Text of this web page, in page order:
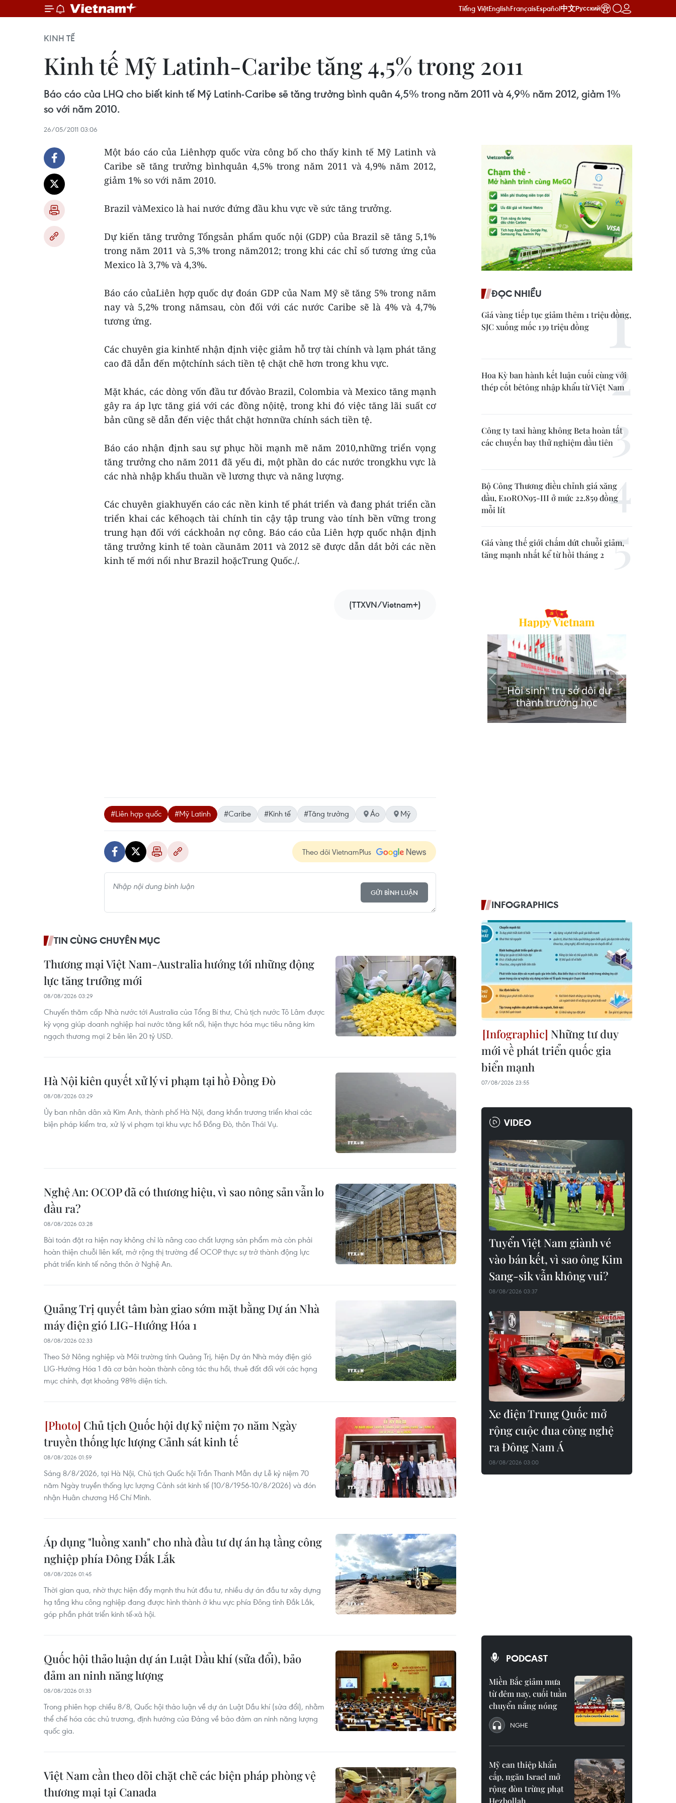
Tiếng ViệtEnglishFrançaisEspañol中文Русский
KINH TẾ
Kinh tế Mỹ Latinh-Caribe tăng 4,5% trong 2011
Báo cáo của LHQ cho biết kinh tế Mỹ Latinh-Caribe sẽ tăng trưởng bình quân 4,5% trong năm 2011 và 4,9% năm 2012, giảm 1%
so với năm 2010.
26/05/2011 03:06
Một báo cáo của Liênhợp quốc vừa công bố cho thấy kinh tế Mỹ Latinh và
Caribe sẽ tăng trưởng bìnhquân 4,5% trong năm 2011 và 4,9% năm 2012,
giảm 1% so với năm 2010.
Brazil vàMexico là hai nước đứng đầu khu vực về sức tăng trưởng.
Dự kiến tăng trưởng Tổngsản phẩm quốc nội (GDP) của Brazil sẽ tăng 5,1%
trong năm 2011 và 5,3% trong năm2012; trong khi các chỉ số tương ứng của
Mexico là 3,7% và 4,3%.
Báo cáo củaLiên hợp quốc dự đoán GDP của Nam Mỹ sẽ tăng 5% trong năm
nay và 5,2% trong nămsau, còn đối với các nước Caribe sẽ là 4% và 4,7%
tương ứng.
Các chuyên gia kinhtế nhận định việc giảm hỗ trợ tài chính và lạm phát tăng
cao đã dẫn đến mộtchính sách tiền tệ chặt chẽ hơn trong khu vực.
Mặt khác, các dòng vốn đầu tư đổvào Brazil, Colombia và Mexico tăng mạnh
gây ra áp lực tăng giá với các đồng nộitệ, trong khi đó việc tăng lãi suất cơ
bản cũng sẽ dẫn đến việc thắt chặt hơnnữa chính sách tiền tệ.
Báo cáo nhận định sau sự phục hồi mạnh mẽ năm 2010,những triển vọng
tăng trưởng cho năm 2011 đã yếu đi, một phần do các nước trongkhu vực là
các nhà nhập khẩu thuần về lương thực và năng lượng.
Các chuyên giakhuyến cáo các nền kinh tế phát triển và đang phát triển cần
triển khai các kếhoạch tài chính tin cậy tập trung vào tính bền vững trong
trung hạn đối với cáckhoản nợ công. Báo cáo của Liên hợp quốc nhận định
tăng trưởng kinh tế toàn cầunăm 2011 và 2012 sẽ được dẫn dắt bởi các nền
kinh tế mới nổi như Brazil hoặcTrung Quốc./.
(TTXVN/Vietnam+)
#Liên hợp quốc #Mỹ Latinh #Caribe #Kinh tế #Tăng trưởng Áo Mỹ
Theo dõi VietnamPlus
GỬI BÌNH LUẬN
TIN CÙNG CHUYÊN MỤC
Thương mại Việt Nam-Australia hướng tới những động
lực tăng trưởng mới
08/08/2026 03:29
Chuyến thăm cấp Nhà nước tới Australia của Tổng Bí thư, Chủ tịch nước Tô Lâm được
kỳ vọng giúp doanh nghiệp hai nước tăng kết nối, hiện thực hóa mục tiêu nâng kim
ngạch thương mại 2 bên lên 20 tỷ USD.
Hà Nội kiên quyết xử lý vi phạm tại hồ Đồng Đò
08/08/2026 03:29
Ủy ban nhân dân xã Kim Anh, thành phố Hà Nội, đang khẩn trương triển khai các
biện pháp kiểm tra, xử lý vi phạm tại khu vực hồ Đồng Đò, thôn Thái Vụ.
Nghệ An: OCOP đã có thương hiệu, vì sao nông sản vẫn lo
đầu ra?
08/08/2026 03:28
Bài toán đặt ra hiện nay không chỉ là nâng cao chất lượng sản phẩm mà còn phải
hoàn thiện chuỗi liên kết, mở rộng thị trường để OCOP thực sự trở thành động lực
phát triển kinh tế nông thôn ở Nghệ An.
Quảng Trị quyết tâm bàn giao sớm mặt bằng Dự án Nhà
máy điện gió LIG-Hướng Hóa 1
08/08/2026 02:33
Theo Sở Nông nghiệp và Môi trường tỉnh Quảng Trị, hiện Dự án Nhà máy điện gió
LIG-Hướng Hóa 1 đã cơ bản hoàn thành công tác thu hồi, thuê đất đối với các hạng
mục chính, đạt khoảng 98% diện tích.
Chủ tịch Quốc hội dự kỷ niệm 70 năm Ngày
truyền thống lực lượng Cảnh sát kinh tế
08/08/2026 01:59
Sáng 8/8/2026, tại Hà Nội, Chủ tịch Quốc hội Trần Thanh Mẫn dự Lễ kỷ niệm 70
năm Ngày truyền thống lực lượng Cảnh sát kinh tế (10/8/1956-10/8/2026) và đón
nhận Huân chương Hồ Chí Minh.
Áp dụng "luồng xanh" cho nhà đầu tư dự án hạ tầng công
nghiệp phía Đông Đắk Lắk
08/08/2026 01:45
Thời gian qua, nhờ thực hiện đẩy mạnh thu hút đầu tư, nhiều dự án đầu tư xây dựng
hạ tầng khu công nghiệp đang được hình thành ở khu vực phía Đông tỉnh Đắk Lắk,
góp phần phát triển kinh tế-xã hội.
Quốc hội thảo luận dự án Luật Dầu khí (sửa đổi), bảo
đảm an ninh năng lượng
08/08/2026 01:33
Trong phiên họp chiều 8/8, Quốc hội thảo luận về dự án Luật Dầu khí (sửa đổi), nhằm
thể chế hóa các chủ trương, định hướng của Đảng về bảo đảm an ninh năng lượng
quốc gia.
Việt Nam cần theo dõi chặt chẽ các biện pháp phòng vệ
thương mại tại Canada
ĐỌC NHIỀU
Giá vàng tiếp tục giảm thêm 1 triệu đồng,
SJC xuống mốc 139 triệu đồng
Hoa Kỳ ban hành kết luận cuối cùng với
thép cốt bêtông nhập khẩu từ Việt Nam
Công ty taxi hàng không Beta hoàn tất
các chuyến bay thử nghiệm đầu tiên
Bộ Công Thương điều chỉnh giá xăng
dầu, E10RON95-III ở mức 22.859 đồng
mỗi lít
Giá vàng thế giới chấm dứt chuỗi giảm,
tăng mạnh nhất kể từ hồi tháng 2
INFOGRAPHICS
Những tư duy
mới về phát triển quốc gia
biển mạnh
07/08/2026 23:55
VIDEO
Tuyển Việt Nam giành vé
vào bán kết, vì sao ông Kim
Sang-sik vẫn không vui?
08/08/2026 03:37
Xe điện Trung Quốc mở
rộng cuộc đua công nghệ
ra Đông Nam Á
08/08/2026 03:00
PODCAST
Miền Bắc giảm mưa
từ đêm nay, cuối tuần
chuyển nắng nóng
NGHE
Mỹ can thiệp khẩn
cấp, ngăn Israel mở
rộng đòn trừng phạt
Hezbollah